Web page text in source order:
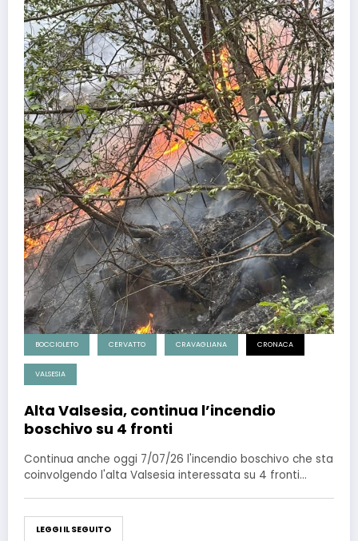
BOCCIOLETO CERVATTO CRAVAGLIANA CRONACA
VALSESIA
Alta Valsesia, continua l’incendio
boschivo su 4 fronti
Continua anche oggi 7/07/26 l'incendio boschivo che sta
coinvolgendo l'alta Valsesia interessata su 4 fronti…
LEGGI IL SEGUITO